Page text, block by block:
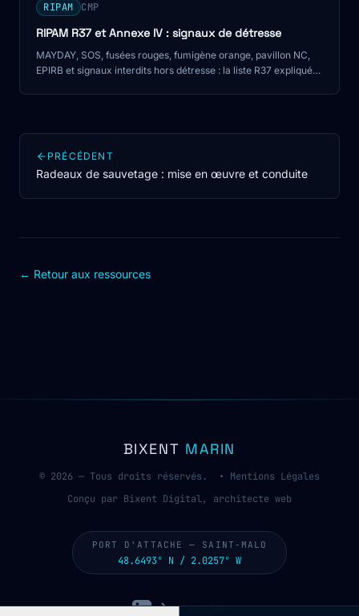
RIPAM CMP
RIPAM R37 et Annexe IV : signaux de détresse
MAYDAY, SOS, fusées rouges, fumigène orange, pavillon NC,
EPIRB et signaux interdits hors détresse : la liste R37 expliquée
PRÉCÉDENT
Radeaux de sauvetage : mise en œuvre et conduite
← Retour aux ressources
BIXENT MARIN
© 2026 — Tous droits réservés. • Mentions Légales
Conçu par Bixent Digital, architecte web
PORT D'ATTACHE — SAINT-MALO
48.6493° N / 2.0257° W
LinkedInLA TOULINE